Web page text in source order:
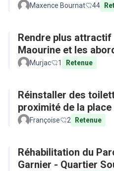
Maxence Bournat 44
Rendre plus attractif
Maourine et les
Murjac 1 Retenue
Réinstaller des
proximité de la place
Françoise 2 Retenue
Réhabilitation du
Garnier - Quartier